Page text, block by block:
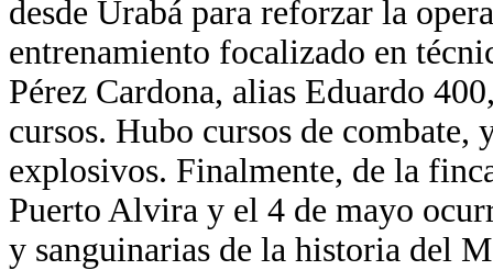
desde Urabá para reforzar la
entrenamiento focalizado en
Pérez Cardona, alias Eduardo
cursos. Hubo cursos de combate,
explosivos. Finalmente, de la
Puerto Alvira y el 4 de mayo
y sanguinarias de la historia del